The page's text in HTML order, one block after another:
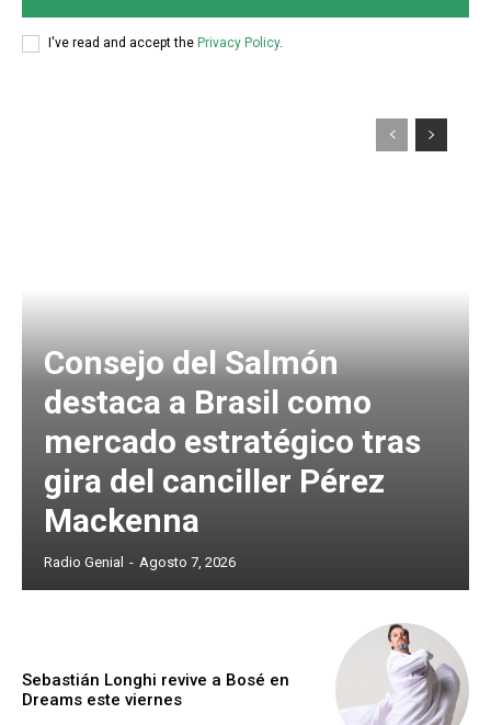
I've read and accept the Privacy Policy.
Consejo del Salmón
destaca a Brasil como
mercado estratégico tras
gira del canciller Pérez
Mackenna
Radio Genial - Agosto 7, 2026
Sebastián Longhi revive a Bosé en
Dreams este viernes